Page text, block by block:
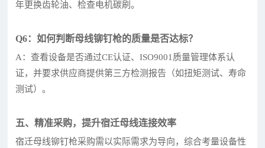
年更换齿轮油、检查电机碳刷。
Q6：如何判断母线铆钉枪的质量是否达标？
A：查看设备是否通过CE认证、ISO9001质量管理体系认
证，并要求供应商提供第三方检测报告（如扭矩测试、寿命
测试）。
五、精准采购，提升宿迁母线连接效率
宿迁母线铆钉枪采购需以实际需求为导向，综合考量设备性